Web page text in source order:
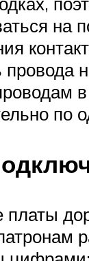
на
в
по
платы